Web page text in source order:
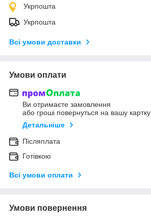
Укрпошта
Укрпошта
Всі умови доставки
Умови оплати
Ви отримаєте замовлення
або гроші повернуться на вашу картку
Детальніше
Післяплата
Готівкою
Всі умови оплати
Умови повернення